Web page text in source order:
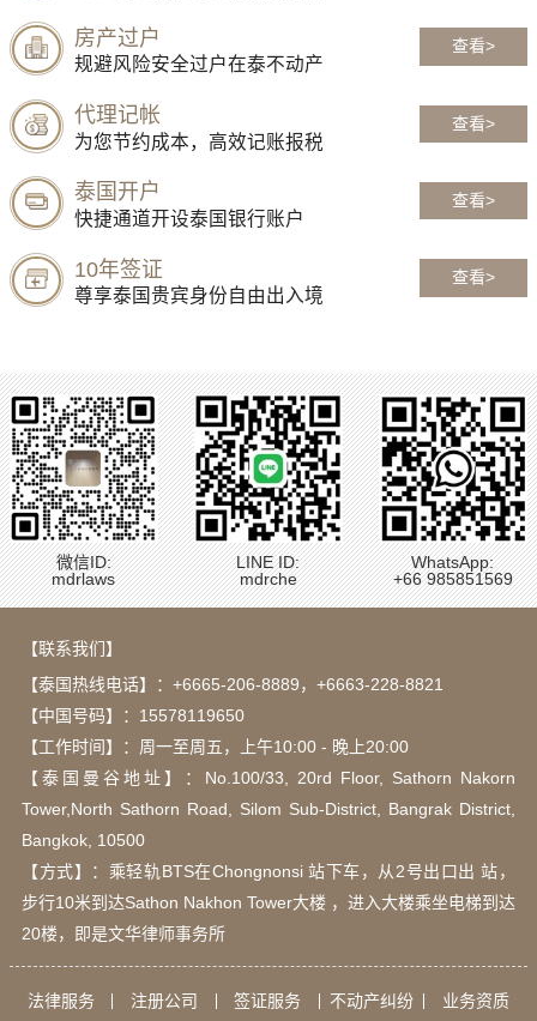
房产过户
规避风险安全过户在泰不动产
查看>
代理记帐
为您节约成本，高效记账报税
查看>
泰国开户
快捷通道开设泰国银行账户
查看>
10年签证
尊享泰国贵宾身份自由出入境
查看>
微信ID:
mdrlaws
LINE ID:
mdrche
WhatsApp:
+66 985851569
【联系我们】
【泰国热线电话】： +6665-206-8889， +6663-228-8821
【中国号码】：15578119650
【工作时间】：周一至周五，上午10:00 - 晚上20:00
【泰国曼谷地址】：Νο.100/33, 20rd Floor, Sathorn Nakorn
Tower,North Sathorn Road, Silom Sub-District, Bangrak District,
Bangkok, 10500
【方式】：乘轻轨BTS在Chongnonsi 站下车，从2号出口出 站，
步行10米到达Sathon Nakhon Tower大楼 ，进入大楼乘坐电梯到达
20楼，即是文华律师事务所
法律服务 注册公司 签证服务 不动产纠纷 业务资质